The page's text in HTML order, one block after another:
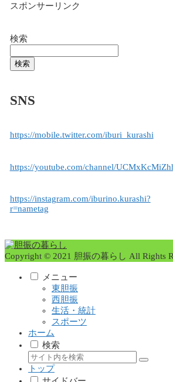
スポンサーリンク
検索
検索
SNS
https://mobile.twitter.com/iburi_kurashi
https://youtube.com/channel/
https://instagram.com/iburino.kurashi?
r=nametag
Copyright © 2021 胆振の暮らし All Rights
メニュー
東胆振
西胆振
生活・統計
スポーツ
ホーム
検索
トップ